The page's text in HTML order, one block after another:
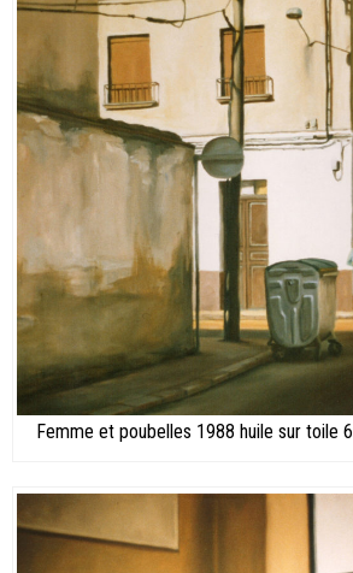
Femme et poubelles 1988 huile sur toile